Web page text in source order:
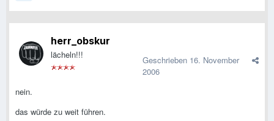
herr_obskur
lächeln!!! Geschrieben 16. November
2006
nein.
das würde zu weit führen.